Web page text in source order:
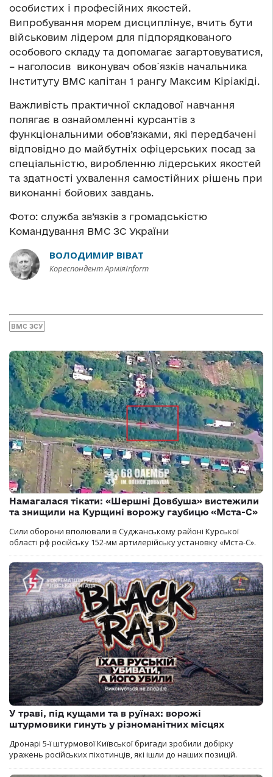
особистих і професійних якостей.
Випробування морем дисциплінує, вчить бути
військовим лідером для підпорядкованого
особового складу та допомагає загартовуватися,
– наголосив виконувач обов`язків начальника
Інституту ВМС капітан 1 рангу Максим Кіріакіді.
Важливість практичної складової навчання
полягає в ознайомленні курсантів з
функціональними обов’язками, які передбачені
відповідно до майбутніх офіцерських посад за
спеціальністю, виробленню лідерських якостей
та здатності ухвалення самостійних рішень при
виконанні бойових завдань.
Фото: служба зв’язків з громадськістю
Командування ВМС ЗС України
ВОЛОДИМИР ВІВАТ
Кореспондент АрміяInform
ВМС ЗСУ
Намагалася тікати: «Шершні Довбуша» вистежили
та знищили на Курщині ворожу гаубицю «Мста-С»
Сили оборони вполювали в Суджанському районі Курської
області рф російську 152-мм артилерійську установку «Мста-С».
У траві, під кущами та в руїнах: ворожі
штурмовики гинуть у різноманітних місцях
Дронарі 5-ї штурмової Київської бригади зробили добірку
уражень російських піхотинців, які ішли до наших позицій.